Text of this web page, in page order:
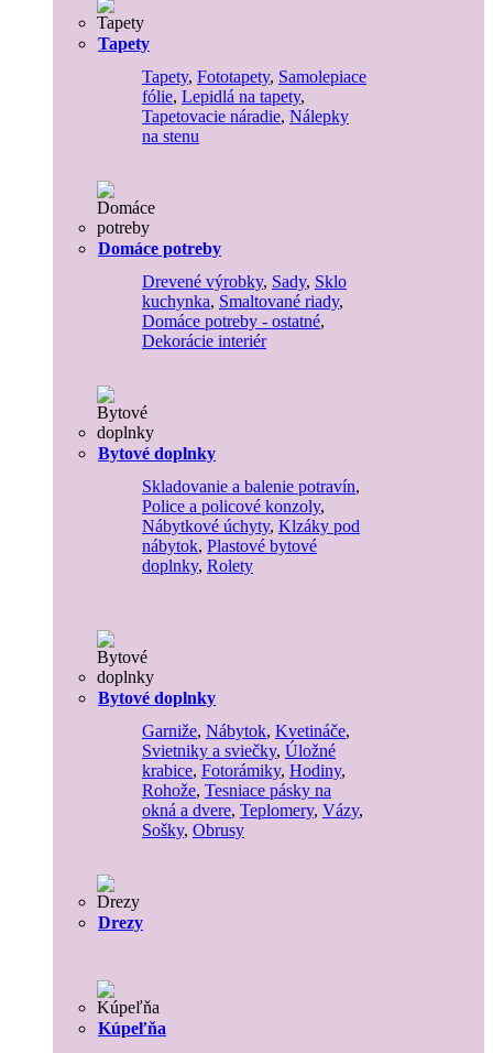
Tapety
Tapety, Fototapety, Samolepiace
fólie, Lepidlá na tapety,
Tapetovacie náradie, Nálepky
na stenu
Domáce potreby
Drevené výrobky, Sady, Sklo
kuchynka, Smaltované riady,
Domáce potreby - ostatné,
Dekorácie interiér
Bytové doplnky
Skladovanie a balenie potravín,
Police a policové konzoly,
Nábytkové úchyty, Klzáky pod
nábytok, Plastové bytové
doplnky, Rolety
Bytové doplnky
Garniže, Nábytok, Kvetináče,
Svietniky a sviečky, Úložné
krabice, Fotorámiky, Hodiny,
Rohože, Tesniace pásky na
okná a dvere, Teplomery, Vázy,
Sošky, Obrusy
Drezy
Kúpeľňa